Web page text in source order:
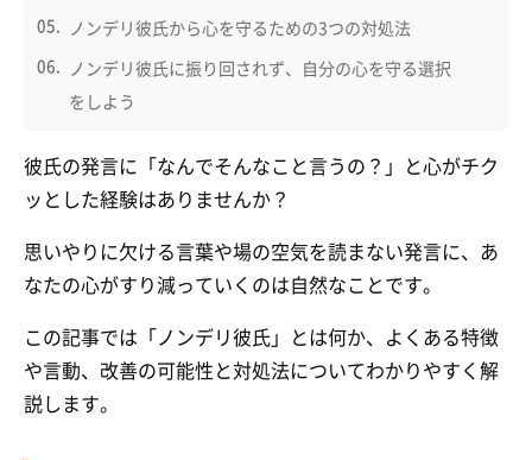
ノンデリ彼氏から心を守るための3つの対処法
ノンデリ彼氏に振り回されず、自分の心を守る選択
をしよう
彼氏の発言に「なんでそんなこと言うの？」と心がチク
ッとした経験はありませんか？
思いやりに欠ける言葉や場の空気を読まない発言に、あ
なたの心がすり減っていくのは自然なことです。
この記事では「ノンデリ彼氏」とは何か、よくある特徴
や言動、改善の可能性と対処法についてわかりやすく解
説します。